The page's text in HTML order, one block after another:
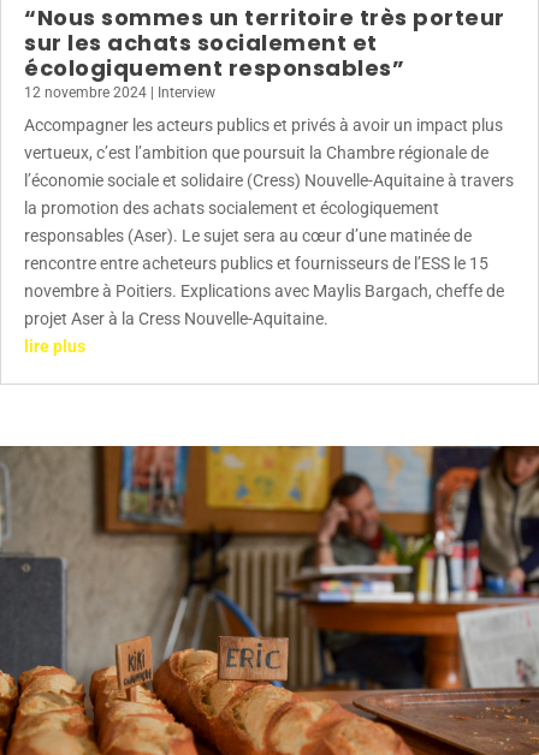
“Nous sommes un territoire très porteur
sur les achats socialement et
écologiquement responsables”
12 novembre 2024 | Interview
Accompagner les acteurs publics et privés à avoir un impact plus
vertueux, c’est l’ambition que poursuit la Chambre régionale de
l’économie sociale et solidaire (Cress) Nouvelle-Aquitaine à travers
la promotion des achats socialement et écologiquement
responsables (Aser). Le sujet sera au cœur d’une matinée de
rencontre entre acheteurs publics et fournisseurs de l’ESS le 15
novembre à Poitiers. Explications avec Maylis Bargach, cheffe de
projet Aser à la Cress Nouvelle-Aquitaine.
lire plus